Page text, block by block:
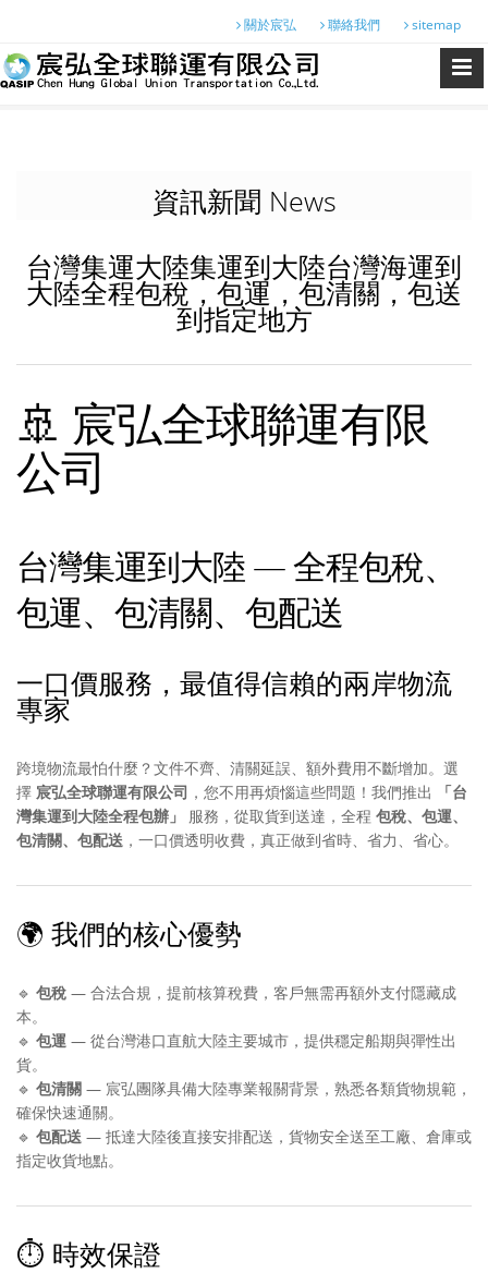
關於宸弘 聯絡我們 sitemap
資訊新聞 News
台灣集運大陸集運到大陸台灣海運到
大陸全程包稅，包運，包清關，包送
到指定地方
🚢 宸弘全球聯運有限
公司
台灣集運到大陸 — 全程包稅、
包運、包清關、包配送
一口價服務，最值得信賴的兩岸物流
專家
跨境物流最怕什麼？文件不齊、清關延誤、額外費用不斷增加。選
擇 宸弘全球聯運有限公司 ，您不用再煩惱這些問題！我們推出
「台
灣集運到大陸全程包辦」
服務，從取貨到送達，全程 包稅、包運、
包清關、包配送 ，一口價透明收費，真正做到省時、省力、省心。
🌍 我們的核心優勢
🔹 包稅 — 合法合規，提前核算稅費，客戶無需再額外支付隱藏成
本。
🔹 包運 — 從台灣港口直航大陸主要城市，提供穩定船期與彈性出
貨。
🔹 包清關 — 宸弘團隊具備大陸專業報關背景，熟悉各類貨物規範，
確保快速通關。
🔹 包配送 — 抵達大陸後直接安排配送，貨物安全送至工廠、倉庫或
指定收貨地點。
⏱️ 時效保證